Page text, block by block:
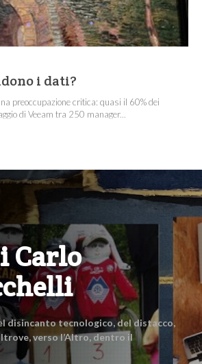
i dati?
preoccupazione critica: quasi il 60% dei
di Veeam tra 250 manager...
Carlo
disincanto tecnologico, del distacco,
verso l’Altro, dentro il